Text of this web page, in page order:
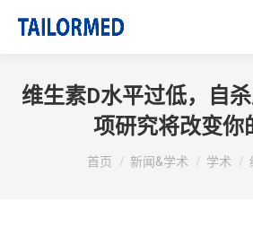
维生素D水平过低，自
项研究将改变你
你在这里：
首页 新闻&学术 学术